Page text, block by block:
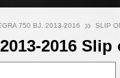
750 BJ. 2013-2016 » SLIP
2016